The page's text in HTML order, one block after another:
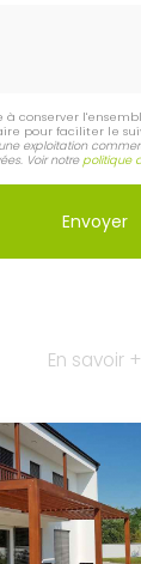
à conserver
pour faciliter le
exploitation
Voir notrepolitique
En savoir +